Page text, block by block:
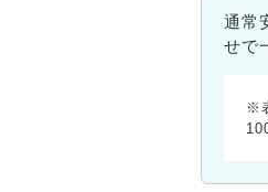
通常
せで
※